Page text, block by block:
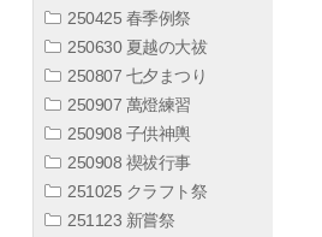
250425 春季例祭
250630 夏越の大祓
250807 七夕まつり
250907 萬燈練習
250908 子供神輿
250908 禊祓行事
251025 クラフト祭
251123 新嘗祭